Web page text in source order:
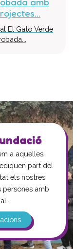
El Gato Verde
a aquelles
part del
els nostres
persones amb